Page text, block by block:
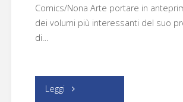
Comics/Nona Arte portare in
dei volumi più interessanti del suo
di…
Leggi "ReNoir